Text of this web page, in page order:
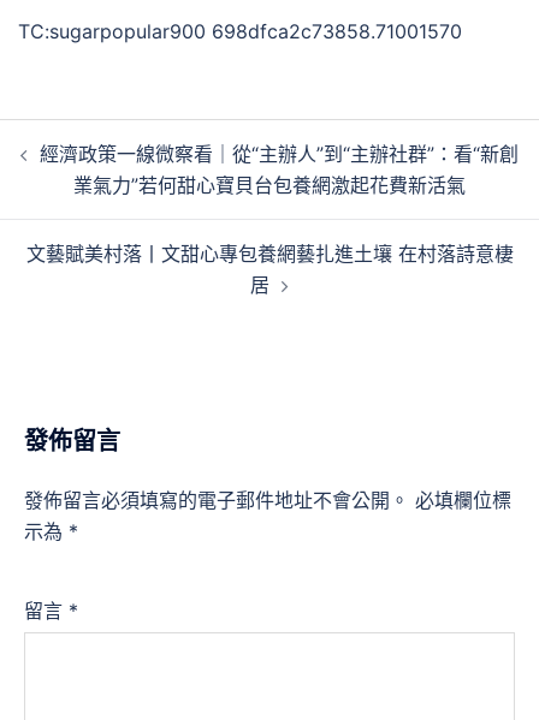
TC:sugarpopular900 698dfca2c73858.71001570
章 經濟政策一線微察看｜從“主辦人”到“主辦社群”：看“新創
業氣力”若何甜心寶貝台包養網激起花費新活氣
文藝賦美村落丨文甜心專包養網藝扎進土壤 在村落詩意棲
居
發佈留言
發佈留言必須填寫的電子郵件地址不會公開。 必填欄位標
示為 *
留言 *